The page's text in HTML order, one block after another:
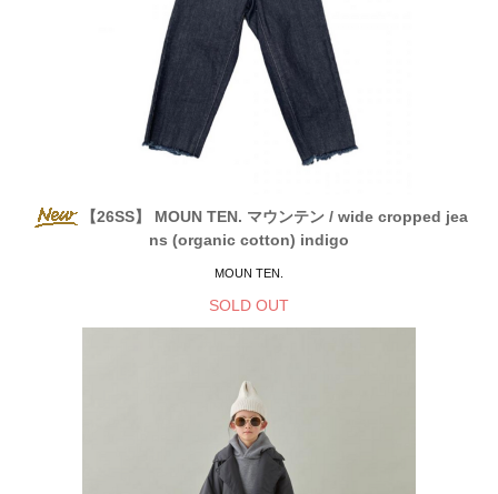
【26SS】 MOUN TEN. マウンテン / wide cropped jea
ns (organic cotton) indigo
MOUN TEN.
SOLD OUT